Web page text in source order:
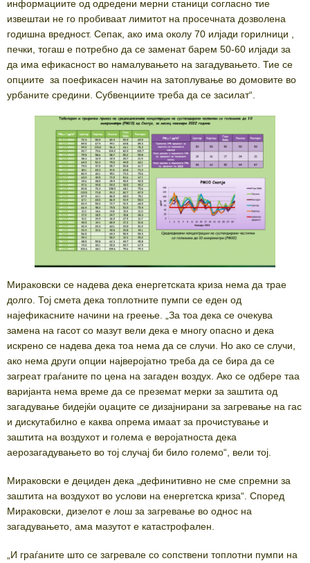
информациите од одредени мерни станици согласно тие
извештаи не го пробиваат лимитот на просечната дозволена
годишна вредност. Сепак, ако има околу 70 илјади горилници ,
печки, тогаш е потребно да се заменат барем 50-60 илјади за
да има ефикасност во намалувањето на загадувањето. Тие се
опциите за поефикасен начин на затоплување во домовите во
урбаните средини. Субвенциите треба да се засилат“.
Мираковски се надева дека енергетската криза нема да трае
долго. Тој смета дека топлотните пумпи се еден од
најефикасните начини на греење. „За тоа дека се очекува
замена на гасот со мазут вели дека е многу опасно и дека
искрено се надева дека тоа нема да се случи. Но ако се случи,
ако нема други опции најверојатно треба да се бира да се
загреат граѓаните по цена на загаден воздух. Ако се одбере таа
варијанта нема време да се преземат мерки за заштита од
загадување бидејќи оџаците се дизајнирани за загревање на гас
и дискутабилно е каква опрема имаат за прочистување и
заштита на воздухот и голема е веројатноста дека
аерозагадувањето во тој случај би било големо“, вели тој.
Мираковски е дециден дека „дефинитивно не сме спремни за
заштита на воздухот во услови на енергетска криза“. Според
Мираковски, дизелот е лош за загревање во однос на
загадувањето, ама мазутот е катастрофален.
„И граѓаните што се загревале со сопствени топлотни пумпи на